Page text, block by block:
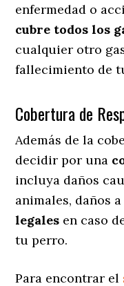
enfermedad o
cubre todos los
cualquier otro
fallecimiento de
Cobertura de
Además de la
decidir por una
incluya daños
animales, daños
legales en caso
tu perro.
Para encontrar el